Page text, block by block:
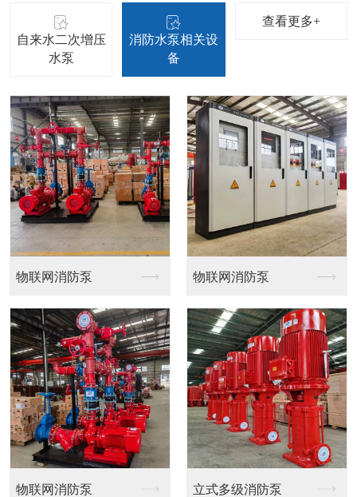
自来水二次增压
水泵
消防水泵相关设
备
查看更多+
立式多级管道泵 立式单级管道离
立式单级管道泵